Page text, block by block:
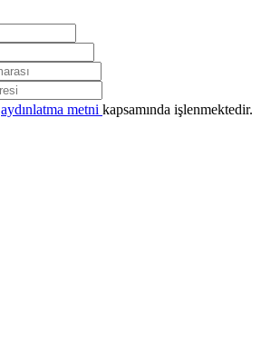
aydınlatma metni kapsamında işlenmektedir.